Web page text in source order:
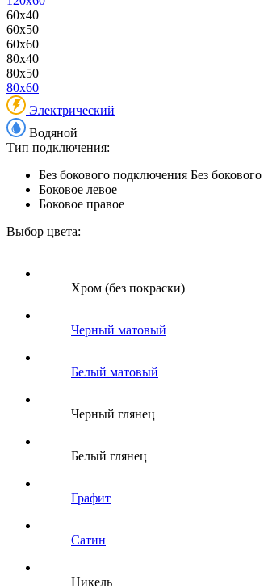
60x40
60x50
60x60
80x40
80x50
80x60
Электрический
Водяной
Тип подключения:
Без бокового подключения Без
Боковое левое
Боковое правое
Выбор цвета:
Хром (без покраски)
Черный матовый
Белый матовый
Черный глянец
Белый глянец
Графит
Сатин
Никель